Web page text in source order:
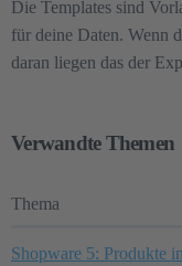
Die Templates sind
für deine Daten. Wenn
daran liegen das der
Verwandte Themen
Thema
Shopware 5: Produkte